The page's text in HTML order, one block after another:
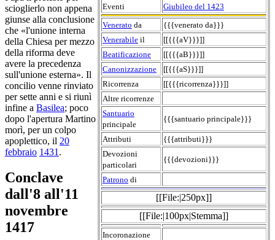
Eventi
Giubileo del 1423
Venerato da
{{{venerato da}}}
Venerabile il
[[{{{aV}}}]]
Beatificazione
[[{{{aB}}}]]
Canonizzazione
[[{{{aS}}}]]
Ricorrenza
[[{{{ricorrenza}}}]]
Altre ricorrenze
Santuario
principale
{{{santuario principale}}}
Attributi
{{{attributi}}}
Devozioni
particolari
{{{devozioni}}}
Patrono di
[[File:|250px]]
[[File:|100px|Stemma]]
Incoronazione
scioglierlo non appena
giunse alla conclusione
che «l'unione interna
della Chiesa per mezzo
della riforma deve
avere la precedenza
sull'unione esterna». Il
concilio venne rinviato
per sette anni e si riunì
infine a Basilea; poco
dopo l'apertura Martino
morì, per un colpo
apoplettico, il 20
febbraio 1431 .
Conclave
dall'8 all'11
novembre
1417